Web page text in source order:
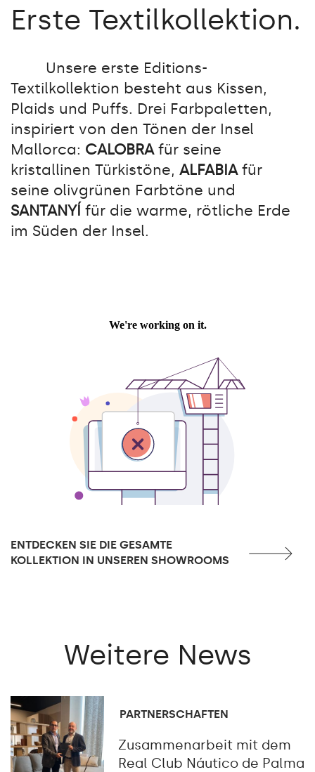
Erste Textilkollektion.
Unsere erste Editions-
Textilkollektion besteht aus Kissen,
Plaids und Puffs. Drei Farbpaletten,
inspiriert von den Tönen der Insel
Mallorca: CALOBRAfür seine
kristallinen Türkistöne, ALFABIAfür
seine olivgrünen Farbtöne und
SANTANYÍ für die warme, rötliche Erde
im Süden der Insel.
ENTDECKEN SIE DIE GESAMTE
KOLLEKTION IN UNSEREN SHOWROOMS
Weitere News
PARTNERSCHAFTEN
Zusammenarbeit mit dem
Real Club Náutico de Palma